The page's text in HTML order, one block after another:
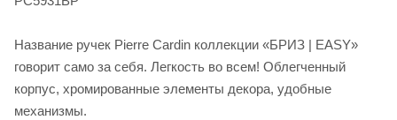
Название ручек Pierre Cardin коллекции «БРИЗ | EASY»
говорит само за себя. Легкость во всем! Облегченный
корпус, хромированные элементы декора, удобные
механизмы.